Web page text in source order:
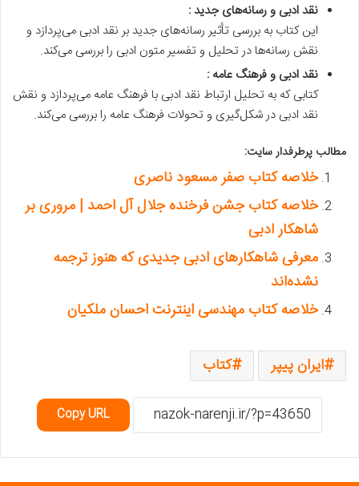
نقد ادبی و رسانه‌های جدید :
این کتاب به بررسی تأثیر رسانه‌های جدید بر نقد ادبی می‌پردازد و
نقش رسانه‌ها در تحلیل و تفسیر متون ادبی را بررسی می‌کند.
نقد ادبی و فرهنگ عامه :
کتابی که به تحلیل ارتباط نقد ادبی با فرهنگ عامه می‌پردازد و نقش
نقد ادبی در شکل‌گیری و تحولات فرهنگ عامه را بررسی می‌کند.
مطالب پرطرفدار سایت:
خلاصه کتاب صفر مسعود ناصری
خلاصه کتاب جشن فرخنده جلال آل احمد | مروری بر
شاهکار ادبی
معرفی شاهکارهای ادبی جدیدی که هنوز ترجمه
نشده‌اند
خلاصه کتاب مهندسی اینترنت احسان ملکیان
ایران پیپر کتاب
Copy URL